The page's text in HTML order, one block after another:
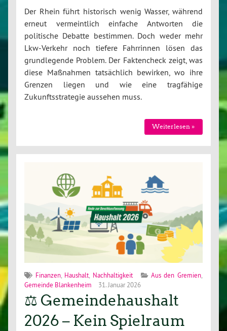
Der Rhein führt historisch wenig Wasser, während
erneut vermeintlich einfache Antworten die
politische Debatte bestimmen. Doch weder mehr
Lkw-Verkehr noch tiefere Fahrrinnen lösen das
grundlegende Problem. Der Faktencheck zeigt, was
diese Maßnahmen tatsächlich bewirken, wo ihre
Grenzen liegen und wie eine tragfähige
Zukunftsstrategie aussehen muss.
Weiterlesen »
Finanzen, Haushalt Nachhaltigkeit Aus den Gremien
Gemeinde Blankenheim
31. Januar 2026
⚖️ Gemeindehaushalt
2026 – Kein Spielraum